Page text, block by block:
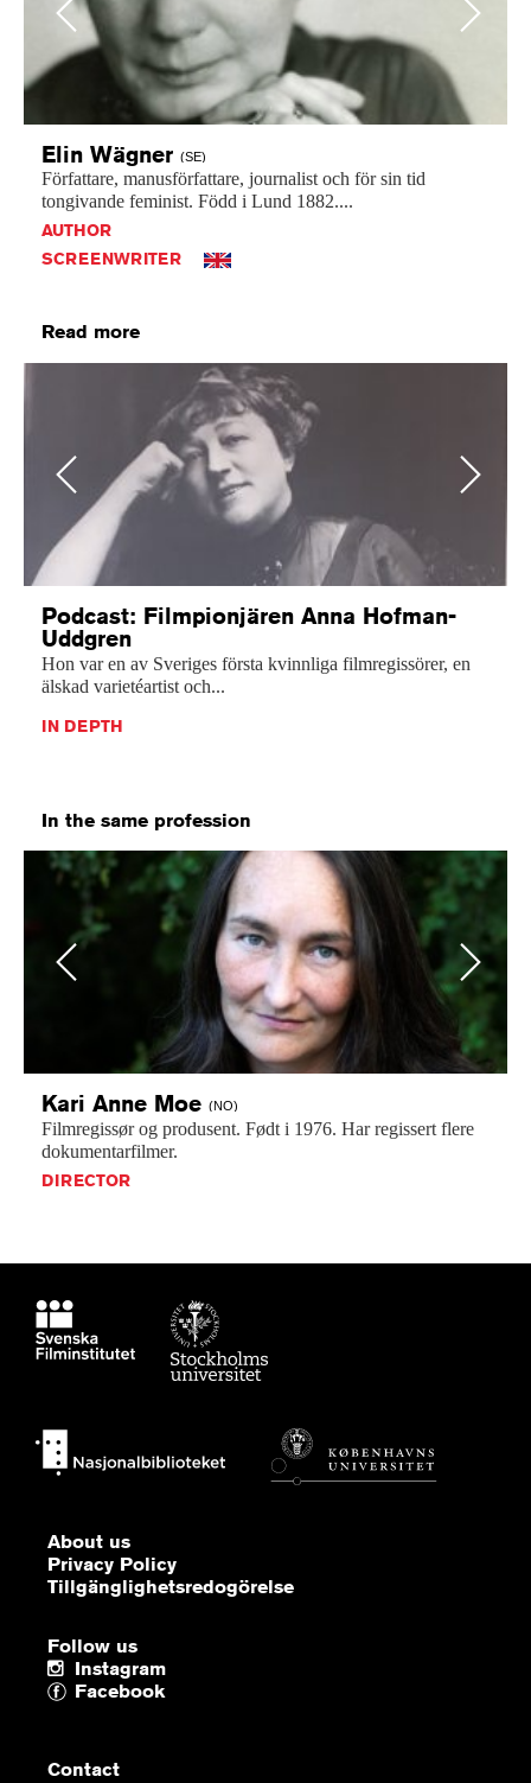
Previous
Elin Wägner (SE)
Författare, manusförfattare, journalist och för sin tid
tongivande feminist. Född i Lund 1882....
AUTHOR
SCREENWRITER
Next
Read more
Previous
Podcast: Filmpionjären Anna Hofman-
Uddgren
Hon var en av Sveriges första kvinnliga filmregissörer, en
älskad varietéartist och...
IN DEPTH
Next
In the same profession
Previous
Kari Anne Moe (NO)
Filmregissør og produsent. Født i 1976. Har regissert flere
dokumentarfilmer.
DIRECTOR
Next
About us
Privacy Policy
Tillgänglighetsredogörelse
Follow us
Instagram
Facebook
Contact